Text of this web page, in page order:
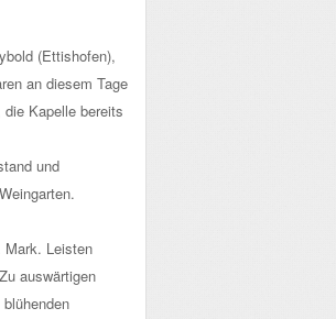
(Ettishofen),
an diesem Tage
Kapelle bereits
und
Mark. Leisten
auswärtigen